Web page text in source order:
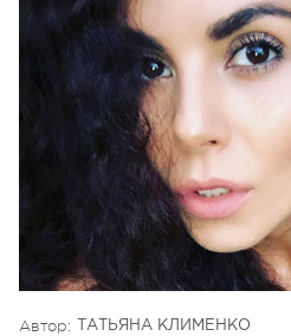
Автор: ТАТЬЯНА КЛИМЕНКО